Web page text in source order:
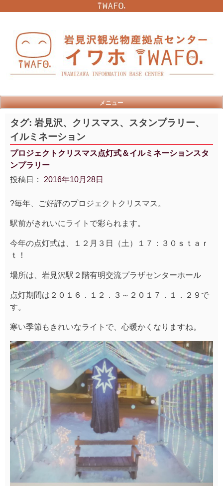
メニュー
タグ: 岩見沢、クリスマス、スタンプラリー、
イルミネーション
プロジェクトクリスマス点灯式＆イルミネーションスタ
ンプラリー
投稿日： 2016年10月28日
?毎年、ご好評のプロジェクトクリスマス。
駅前がきれいにライトで彩られます。
今年の点灯式は、１２月３日（土）１７：３０ｓｔａｒ
ｔ！
場所は、岩見沢駅２階有明交流プラザセンターホール
点灯期間は２０１６．１２．３～２０１７．１．２９で
す。
寒い季節もきれいなライトで、心暖かくなりますね。